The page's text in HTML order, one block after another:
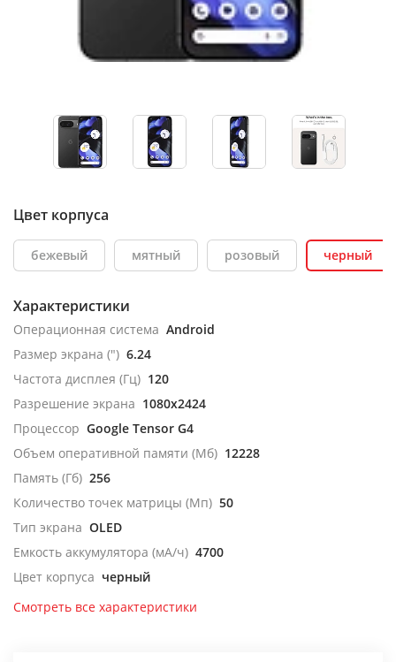
Цвет корпуса
бежевый мятный розовый черный
Характеристики
Операционная система Android
Размер экрана (") 6.24
Частота дисплея (Гц) 120
Разрешение экрана 1080x2424
Процессор Google Tensor G4
Объем оперативной памяти (Мб) 12228
Память (Гб) 256
Количество точек матрицы (Мп) 50
Тип экрана OLED
Емкость аккумулятора (мА/ч) 4700
Цвет корпуса черный
Смотреть все характеристики